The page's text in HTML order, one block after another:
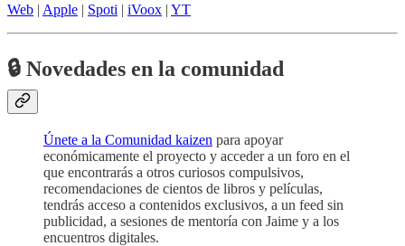
Web | Apple | Spoti | iVoox | YT
🔒 Novedades en la comunidad
Únete a la Comunidad kaizen para apoyar
económicamente el proyecto y acceder a un foro en el
que encontrarás a otros curiosos compulsivos,
recomendaciones de cientos de libros y películas,
tendrás acceso a contenidos exclusivos, a un feed sin
publicidad, a sesiones de mentoría con Jaime y a los
encuentros digitales.